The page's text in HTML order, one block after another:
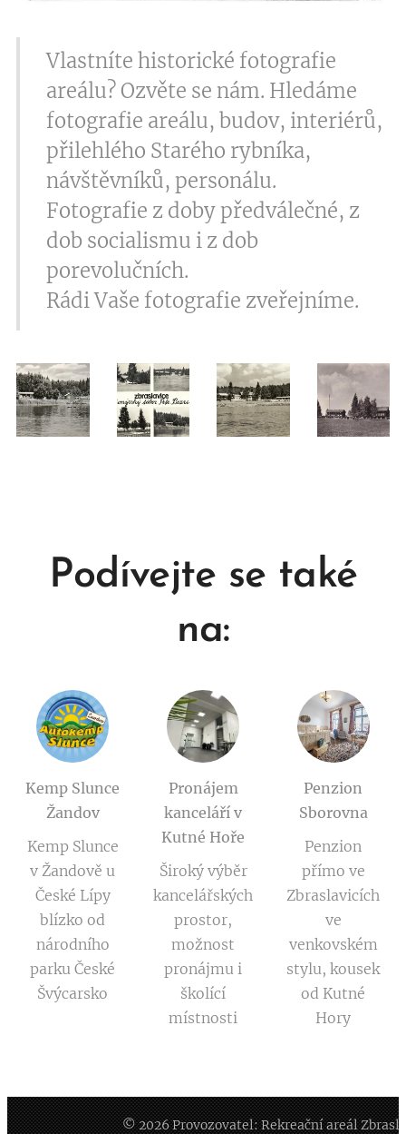
Vlastníte historické fotografie
areálu? Ozvěte se nám. Hledáme
fotografie areálu, budov, interiérů,
přilehlého Starého rybníka,
návštěvníků, personálu.
Fotografie z doby předválečné, z
dob socialismu i z dob
porevolučních.
Rádi Vaše fotografie zveřejníme.
Podívejte se také
na:
Kemp Slunce
Žandov
Kemp Slunce
v Žandově u
České Lípy
blízko od
národního
parku České
Švýcarsko
Pronájem
kanceláří v
Kutné Hoře
Široký výběr
kancelářských
prostor,
možnost
pronájmu i
školící
místnosti
Penzion
Sborovna
Penzion
přímo ve
Zbraslavicích
ve
venkovském
stylu, kousek
od Kutné
Hory
© 2026 Provozovatel: Rekreační areál